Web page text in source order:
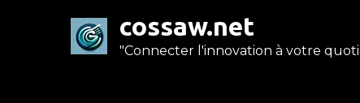
cossaw.net
"Connecter l'innovation à votre